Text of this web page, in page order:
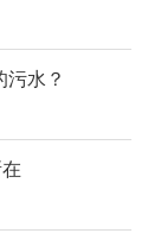
污水？